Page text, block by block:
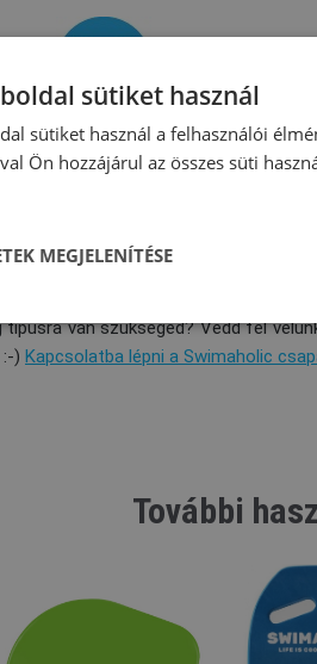
a sport újdonságokat
többet megtudni az úszás világából
meg, amit kerestél?
van szükséged? Vedd fel
) Kapcsolatba lépni a Swimaholic
További
sütiket használ
sütiket használ a felhasználói
Ön hozzájárul az összes süti
MEGJELENÍTÉSE